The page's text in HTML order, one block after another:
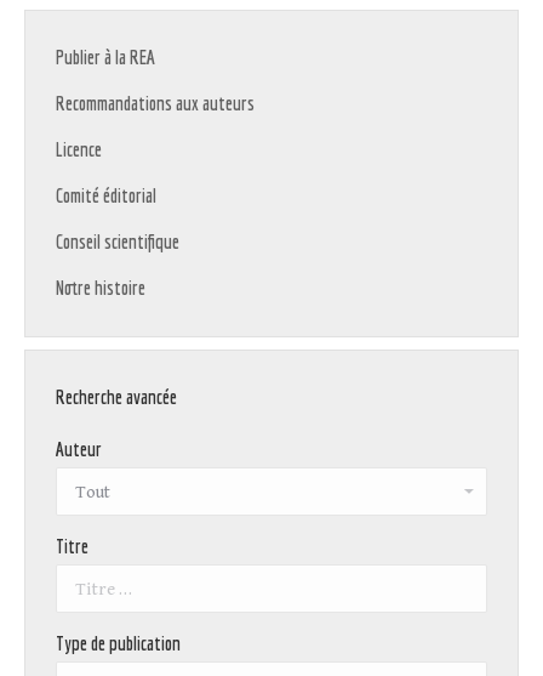
Publier à la REA
Recommandations aux auteurs
Licence
Comité éditorial
Conseil scientifique
Notre histoire
Recherche avancée
Auteur
Titre
Type de publication